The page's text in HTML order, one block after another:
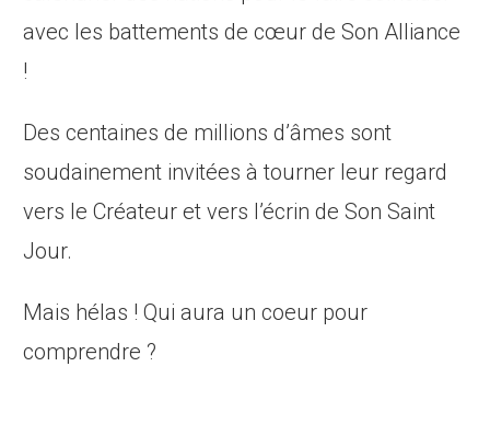
avec les battements de cœur de Son Alliance
!
Des centaines de millions d’âmes sont
soudainement invitées à tourner leur regard
vers le Créateur et vers l’écrin de Son Saint
Jour.
Mais hélas ! Qui aura un coeur pour
comprendre ?